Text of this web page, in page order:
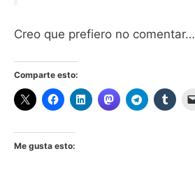
Creo que prefiero no comentar…
Comparte esto:
Me gusta esto: